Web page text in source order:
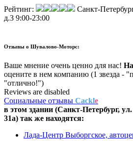
Рейтинг:
Санкт-
д.3 9:00-23:00
Отзывы о Шувалово-Моторс:
Ваше мнение очень ценно для нас!
оцените в нем компанию (1 звезда -
"отлично!")
Reviews are disabled
Социальные отзывы Cackle
в этом здании (Санкт-Петербург,
31а) так же находятся:
Лада-Центр Выборгское,